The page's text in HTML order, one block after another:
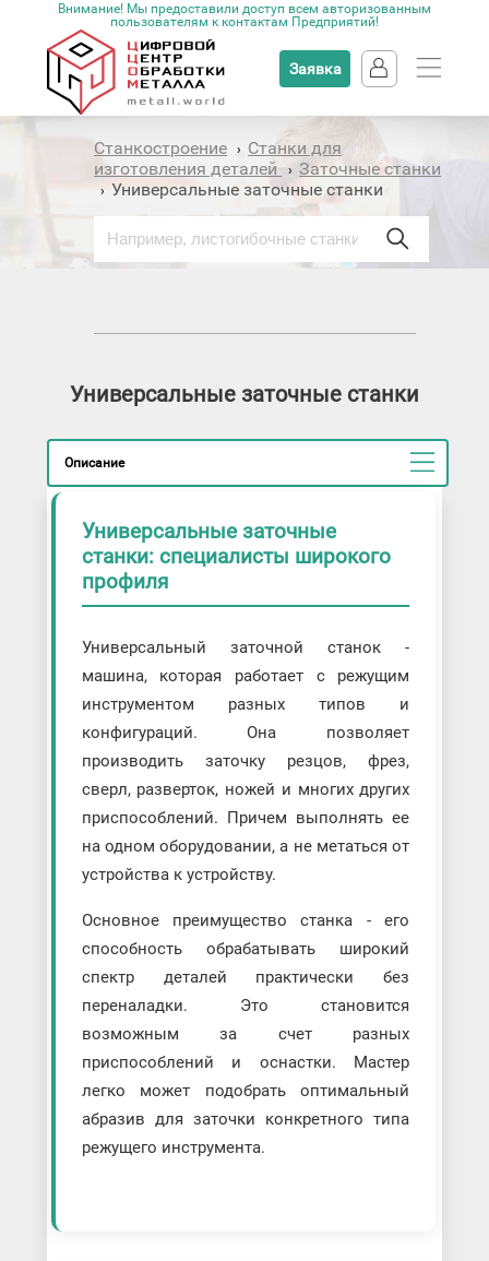
Внимание! Мы предоставили доступ всем авторизованным
пользователям к контактам Предприятий!
Заявка
Станкостроение › Станки для
изготовления деталей › Заточные станки
› Универсальные заточные станки
Универсальные заточные станки
Описание
Универсальные заточные
станки: специалисты широкого
профиля
Универсальный заточной станок -
машина, которая работает с режущим
инструментом разных типов и
конфигураций. Она позволяет
производить заточку резцов, фрез,
сверл, разверток, ножей и многих других
приспособлений. Причем выполнять ее
на одном оборудовании, а не метаться от
устройства к устройству.
Основное преимущество станка - его
способность обрабатывать широкий
спектр деталей практически без
переналадки. Это становится
возможным за счет разных
приспособлений и оснастки. Мастер
легко может подобрать оптимальный
абразив для заточки конкретного типа
режущего инструмента.